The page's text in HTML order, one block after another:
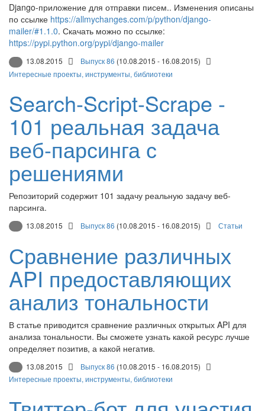
Django-приложение для отправки писем.. Изменения описаны
по ссылке https://allmychanges.com/p/python/django-
mailer/#1.1.0. Скачать можно по ссылке:
https://pypi.python.org/pypi/django-mailer
13.08.2015 Выпуск 86 (10.08.2015 - 16.08.2015)
Интересные проекты, инструменты, библиотеки
Search-Script-Scrape -
101 реальная задача
веб-парсинга с
решениями
Репозиторий содержит 101 задачу реальную задачу веб-
парсинга.
13.08.2015 Выпуск 86 (10.08.2015 - 16.08.2015) Статьи
Сравнение различных
API предоставляющих
анализ тональности
В статье приводится сравнение различных открытых API для
анализа тональности. Вы сможете узнать какой ресурс лучше
определяет позитив, а какой негатив.
13.08.2015 Выпуск 86 (10.08.2015 - 16.08.2015)
Интересные проекты, инструменты, библиотеки